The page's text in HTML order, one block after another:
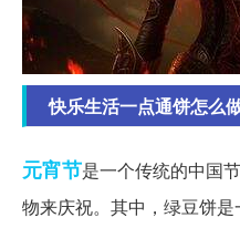
快乐生活一点通饼怎么
元宵节是一个传统的中国
物来庆祝。其中，绿豆饼